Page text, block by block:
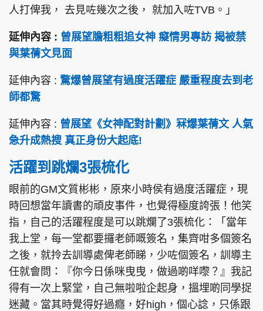
人打俾我， 去見咗幾次之後， 就加入咗TVB。」
延伸內容 : 曾展望膽粗粗追女神 癡情男專訪 揭被禁
與葉蒨文見面
延伸內容 : 驚爆曾展望有過度活躍症 嚴重程度去到老
師都驚
延伸內容 : 曾展望《女神配對計劃》冧爆葉蒨文 人氣
急升成熱搜 真正身份大起底!
活躍到跳爛3張梳化
眼前的GM文質彬彬，原來小時侯有過度活躍症，現
時回想當年讀書的頑皮事件，也覺得極度誇張！他笑
指，自己的活躍程度是可以跳爛了3張梳化：「當年
我上堂，每一堂都要攞老師嘅簽名，集齊咁多個簽名
之後，就拎去訓導處俾老師睇，少咗個簽名，訓導主
任就會問：『你今日係咪曳曳，做過啲咩嚟？』我記
得有一次上緊堂，自己無啦啦企起身，搵埋啲同學捉
迷藏。當其時覺得好過癮，好high，個心諗，只係跟